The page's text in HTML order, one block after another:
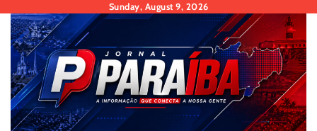
content
Sunday, August 9, 2026